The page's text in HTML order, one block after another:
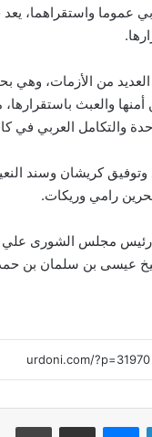
عموما واستقراهما،
العديد من الأزمات،
والعبث باستقرارها،
العربي في
وتوفيق كريشان وسند
رامي وريكات.
مجلس الشورى علي
عيسى بن سلمان بن
لينكدإن